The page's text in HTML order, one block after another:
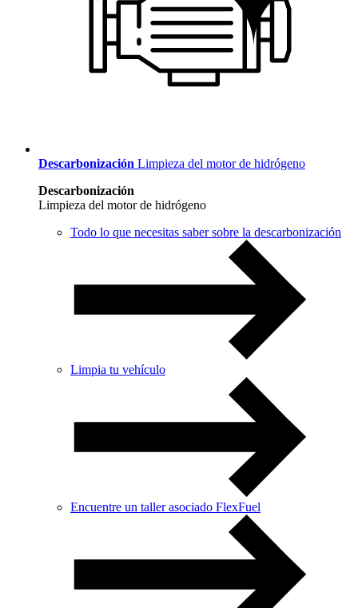
Descarbonización Limpieza del motor de hidrógeno
Descarbonización
Limpieza del motor de hidrógeno
Todo lo que necesitas saber sobre la descarbonización
Limpia tu vehículo
Encuentre un taller asociado FlexFuel